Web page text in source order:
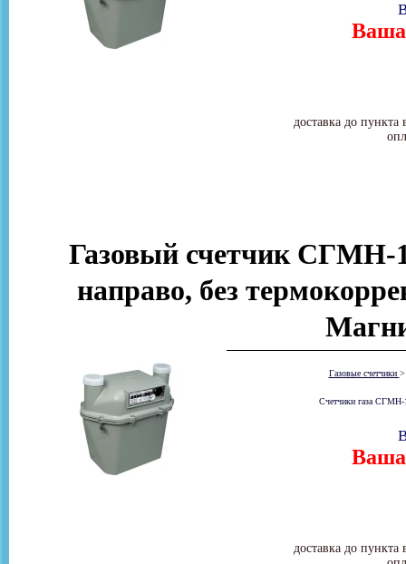
Ваша
доставка до
Газовый счетчик СГМН-
направо, без
Газовые счетчики
Счетчики газа СГМН-
Ваша
доставка до